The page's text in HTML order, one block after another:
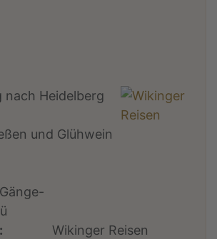
nach Heidelberg
und Glühwein
Wikinger Reisen